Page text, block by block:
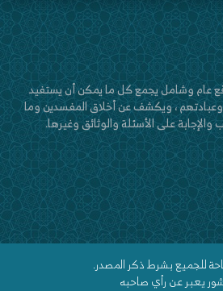
عام وشامل يجمع كل ما يمكن أن يستفيد
، ويكشف عن أخلاق المفسدين وما
على الأسئلة والوثائق وغيرها.
للجميع بشرط ذكر المصدر.
يعبر عن رأي صاحبه